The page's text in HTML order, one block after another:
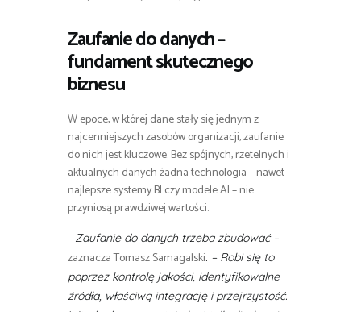
Zaufanie do danych –
fundament skutecznego
biznesu
W epoce, w której dane stały się jednym z
najcenniejszych zasobów organizacji, zaufanie
do nich jest kluczowe. Bez spójnych, rzetelnych i
aktualnych danych żadna technologia – nawet
najlepsze systemy BI czy modele AI – nie
przyniosą prawdziwej wartości.
– Zaufanie do danych trzeba zbudować –
zaznacza Tomasz Samagalski. – Robi się to
poprzez kontrolę jakości, identyfikowalne
źródła, właściwą integrację i przejrzystość.